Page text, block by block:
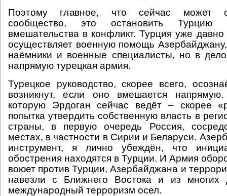
Поэтому главное, что сейчас может
сообщество, это остановить Турцию
вмешательства в конфликт. Турция уже
осуществляет военную помощь
наёмники и военные специалисты, но в
напрямую турецкая армия.
Турецкое руководство, скорее всего,
возникнут, если оно вмешается
которую Эрдоган сейчас ведёт – скорее
попытка утвердить собственную власть в
страны, в первую очередь Россия,
местах, в частности в Сирии и Беларуси.
инструмент, я лично убеждён, что
обострения находятся в Турции. И Армия
воюет против Турции, Азербайджана и
навезли с Ближнего Востока и из многих
международный терроризм осел.